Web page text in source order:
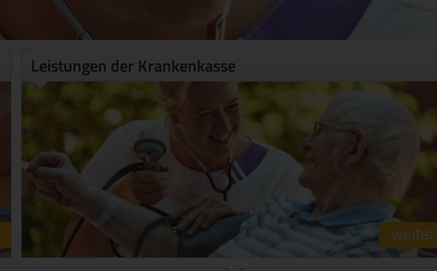
Leistungen der Krankenkasse
weiter